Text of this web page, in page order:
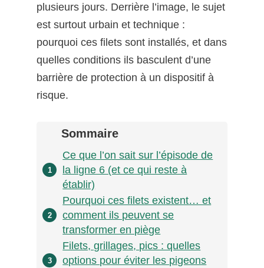
plusieurs jours. Derrière l’image, le sujet
est surtout urbain et technique :
pourquoi ces filets sont installés, et dans
quelles conditions ils basculent d’une
barrière de protection à un dispositif à
risque.
Sommaire
1
Ce que l’on sait sur l’épisode de
la ligne 6 (et ce qui reste à
établir)
2
Pourquoi ces filets existent… et
comment ils peuvent se
transformer en piège
3
Filets, grillages, pics : quelles
options pour éviter les pigeons